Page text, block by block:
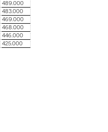
489.000
483.000
469.000
468.000
446.000
425.000